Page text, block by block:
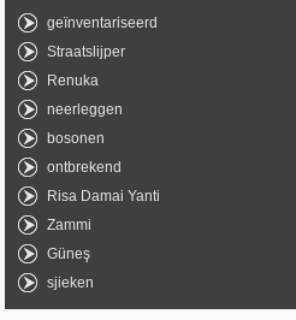
geïnventariseerd
Straatslijper
Renuka
neerleggen
bosonen
ontbrekend
Risa Damai Yanti
Zammi
Güneş
sjieken